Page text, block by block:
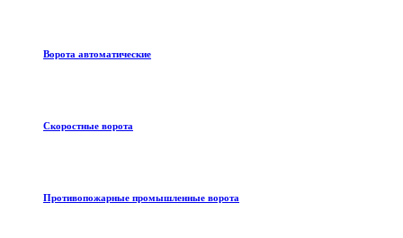
Ворота автоматические
Скоростные ворота
Противопожарные промышленные ворота